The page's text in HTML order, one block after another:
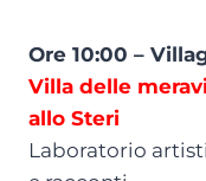
Ore 10:00 –
Villa delle
allo Steri
Laboratorio